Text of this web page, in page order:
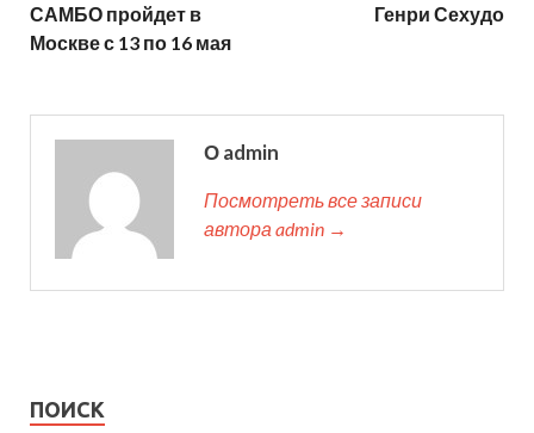
САМБО пройдет в
Москве с 13 по 16 мая
Генри Сехудо
О admin
Посмотреть все записи
автора admin →
ПОИСК